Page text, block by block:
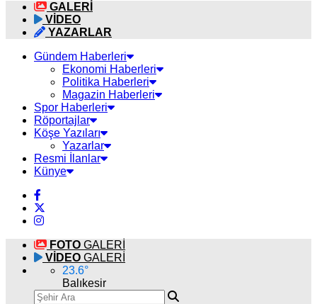
GALERİ
VİDEO
YAZARLAR
Gündem Haberleri
Ekonomi Haberleri
Politika Haberleri
Magazin Haberleri
Spor Haberleri
Röportajlar
Köşe Yazıları
Yazarlar
Resmi İlanlar
Künye
FOTO GALERİ
VİDEO GALERİ
23.6°
Balıkesir